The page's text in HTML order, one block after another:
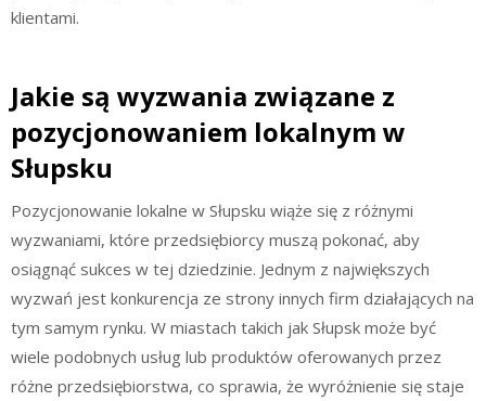
klientami.
Jakie są wyzwania związane z
pozycjonowaniem lokalnym w
Słupsku
Pozycjonowanie lokalne w Słupsku wiąże się z różnymi
wyzwaniami, które przedsiębiorcy muszą pokonać, aby
osiągnąć sukces w tej dziedzinie. Jednym z największych
wyzwań jest konkurencja ze strony innych firm działających na
tym samym rynku. W miastach takich jak Słupsk może być
wiele podobnych usług lub produktów oferowanych przez
różne przedsiębiorstwa, co sprawia, że wyróżnienie się staje